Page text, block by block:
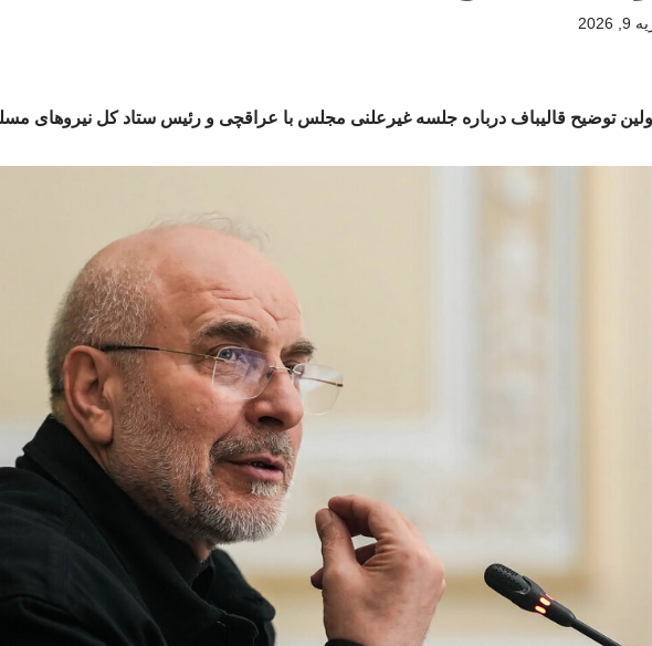
2026
اولین توضیح قالیباف درباره جلسه غیرعلنی مجلس با عراقچی و رئیس ستاد کل نیروهای